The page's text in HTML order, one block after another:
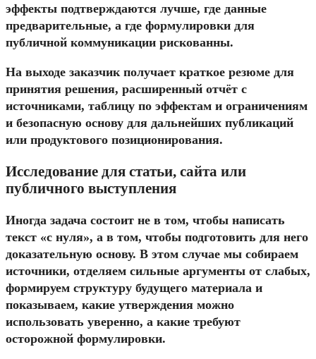
эффекты подтверждаются лучше, где данные
предварительные, а где формулировки для
публичной коммуникации рискованны.
На выходе заказчик получает краткое резюме для
принятия решения, расширенный отчёт с
источниками, таблицу по эффектам и ограничениям
и безопасную основу для дальнейших публикаций
или продуктового позиционирования.
Исследование для статьи, сайта или
публичного выступления
Иногда задача состоит не в том, чтобы написать
текст «с нуля», а в том, чтобы подготовить для него
доказательную основу. В этом случае мы собираем
источники, отделяем сильные аргументы от слабых,
формируем структуру будущего материала и
показываем, какие утверждения можно
использовать уверенно, а какие требуют
осторожной формулировки.